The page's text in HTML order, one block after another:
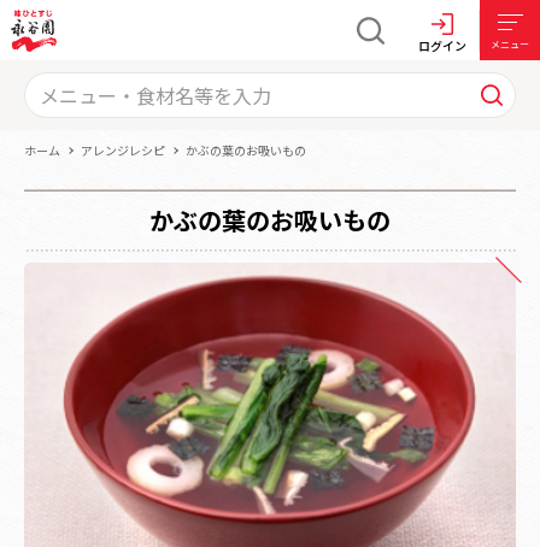
ログイン メニュー
ホーム アレンジレシピ かぶの葉のお吸いもの
かぶの葉のお吸いもの